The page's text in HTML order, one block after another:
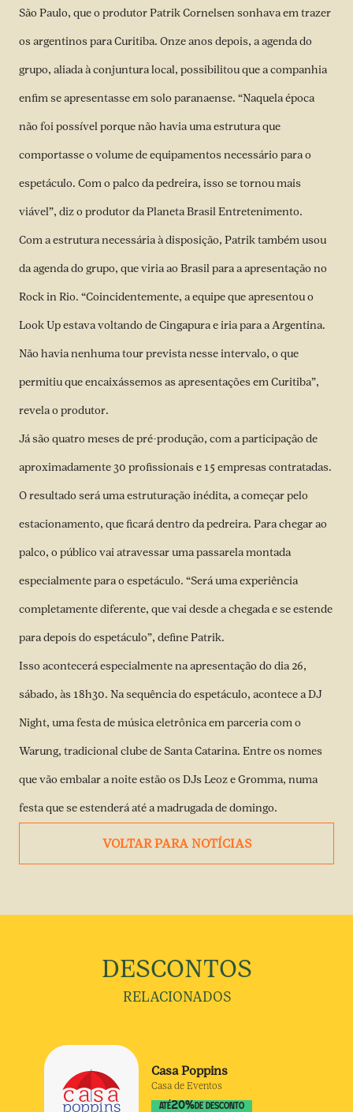
São Paulo, que o produtor Patrik Cornelsen sonhava em trazer
os argentinos para Curitiba. Onze anos depois, a agenda do
grupo, aliada à conjuntura local, possibilitou que a companhia
enfim se apresentasse em solo paranaense. “Naquela época
não foi possível porque não havia uma estrutura que
comportasse o volume de equipamentos necessário para o
espetáculo. Com o palco da pedreira, isso se tornou mais
viável”, diz o produtor da Planeta Brasil Entretenimento.
Com a estrutura necessária à disposição, Patrik também usou
da agenda do grupo, que viria ao Brasil para a apresentação no
Rock in Rio. “Coincidentemente, a equipe que apresentou o
Look Up estava voltando de Cingapura e iria para a Argentina.
Não havia nenhuma tour prevista nesse intervalo, o que
permitiu que encaixássemos as apresentações em Curitiba”,
revela o produtor.
Já são quatro meses de pré-produção, com a participação de
aproximadamente 30 profissionais e 15 empresas contratadas.
O resultado será uma estruturação inédita, a começar pelo
estacionamento, que ficará dentro da pedreira. Para chegar ao
palco, o público vai atravessar uma passarela montada
especialmente para o espetáculo. “Será uma experiência
completamente diferente, que vai desde a chegada e se estende
para depois do espetáculo”, define Patrik.
Isso acontecerá especialmente na apresentação do dia 26,
sábado, às 18h30. Na sequência do espetáculo, acontece a DJ
Night, uma festa de música eletrônica em parceria com o
Warung, tradicional clube de Santa Catarina. Entre os nomes
que vão embalar a noite estão os DJs Leoz e Gromma, numa
festa que se estenderá até a madrugada de domingo.
VOLTAR PARA NOTÍCIAS
DESCONTOS
RELACIONADOS
Casa Poppins
Casa de Eventos
ATÉ20% DE DESCONTO